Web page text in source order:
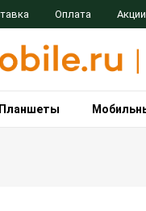
Оплата Акции
Планшеты